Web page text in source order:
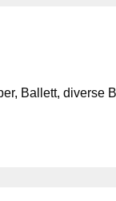
Ballett, diverse